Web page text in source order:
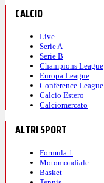
CALCIO
Live
Serie A
Serie B
Champions League
Europa League
Conference League
Calcio Estero
Calciomercato
ALTRI SPORT
Formula 1
Motomondiale
Basket